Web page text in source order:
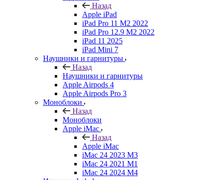
Назад
Apple iPad
iPad Pro 11 M2 2022
iPad Pro 12.9 M2 2022
iPad 11 2025
iPad Mini 7
Наушники и гарнитуры
Назад
Наушники и гарнитуры
Apple Airpods 4
Apple Airpods Pro 3
Моноблоки
Назад
Моноблоки
Apple iMac
Назад
Apple iMac
iMac 24 2023 M3
iMac 24 2021 M1
iMac 24 2024 M4